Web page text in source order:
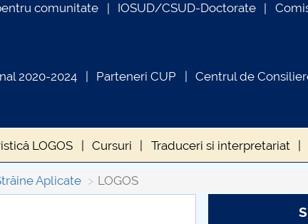
comunitate IOSUD/CSUD-Doctorate
2020-2024 Parteneri CUP Centrul de
LOGOS Cursuri Traduceri si interpretariat
Aplicate LOGOS